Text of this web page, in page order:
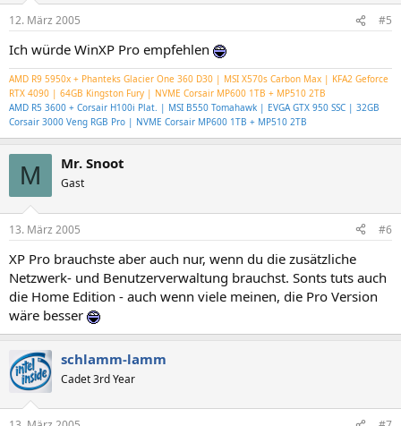
12. März 2005 #5
Ich würde WinXP Pro empfehlen
AMD R9 5950x + Phanteks Glacier One 360 D30 | MSI X570s Carbon Max | KFA2 Geforce
RTX 4090 | 64GB Kingston Fury | NVME Corsair MP600 1TB + MP510 2TB
AMD R5 3600 + Corsair H100i Plat. | MSI B550 Tomahawk | EVGA GTX 950 SSC | 32GB
Corsair 3000 Veng RGB Pro | NVME Corsair MP600 1TB + MP510 2TB
M Mr. Snoot
Gast
13. März 2005 #6
XP Pro brauchste aber auch nur, wenn du die zusätzliche
Netzwerk- und Benutzerverwaltung brauchst. Sonts tuts auch
die Home Edition - auch wenn viele meinen, die Pro Version
wäre besser
schlamm-lamm
Cadet 3rd Year